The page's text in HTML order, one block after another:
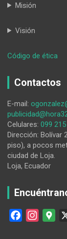
Misión
Visión
Código de ética
y
se
en
Contactos
E-mail:
Celulares: 099
Dirección: Bolívar
piso), a pocos
ciudad de Loja.
Loja, Ecuador